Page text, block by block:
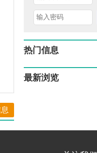
热门信息
最新浏览